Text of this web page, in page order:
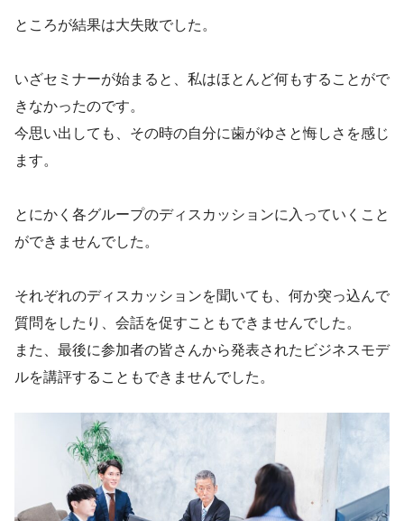
ところが結果は大失敗でした。
いざセミナーが始まると、私はほとんど何もすることがで
きなかったのです。
今思い出しても、その時の自分に歯がゆさと悔しさを感じ
ます。
とにかく各グループのディスカッションに入っていくこと
ができませんでした。
それぞれのディスカッションを聞いても、何か突っ込んで
質問をしたり、会話を促すこともできませんでした。
また、最後に参加者の皆さんから発表されたビジネスモデ
ルを講評することもできませんでした。